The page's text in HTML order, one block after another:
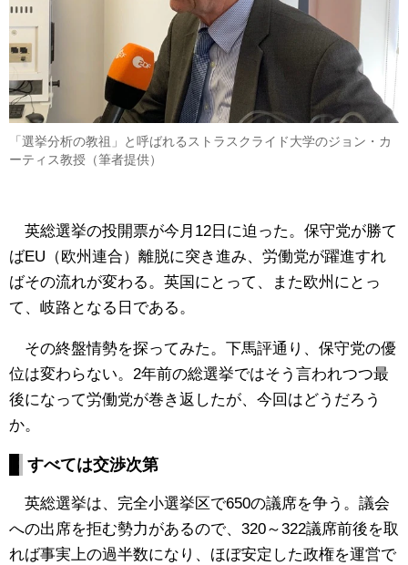
「選挙分析の教祖」と呼ばれるストラスクライド大学のジョン・カ
ーティス教授（筆者提供）
英総選挙の投開票が今月12日に迫った。保守党が勝て
ばEU（欧州連合）離脱に突き進み、労働党が躍進すれ
ばその流れが変わる。英国にとって、また欧州にとっ
て、岐路となる日である。
その終盤情勢を探ってみた。下馬評通り、保守党の優
位は変わらない。2年前の総選挙ではそう言われつつ最
後になって労働党が巻き返したが、今回はどうだろう
か。
すべては交渉次第
英総選挙は、完全小選挙区で650の議席を争う。議会
への出席を拒む勢力があるので、320～322議席前後を取
れば事実上の過半数になり、ほぼ安定した政権を運営で